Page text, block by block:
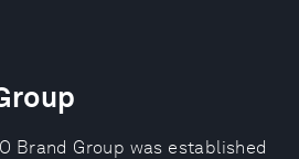
Brand Group was established